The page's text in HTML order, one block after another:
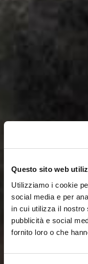
Questo sito web
Utilizziamo i cookie
social media e per
in cui utilizza il nostro
pubblicità e social
fornito loro o che